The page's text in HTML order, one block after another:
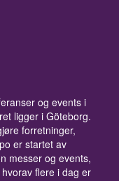
og events i
ligger i Göteborg.
forretninger,
er startet av
messer og events,
flere i dag er